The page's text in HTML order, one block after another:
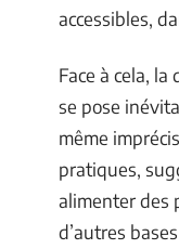
accessibles,
Face à cela,
se pose
même
pratiques,
alimenter des
d’autres